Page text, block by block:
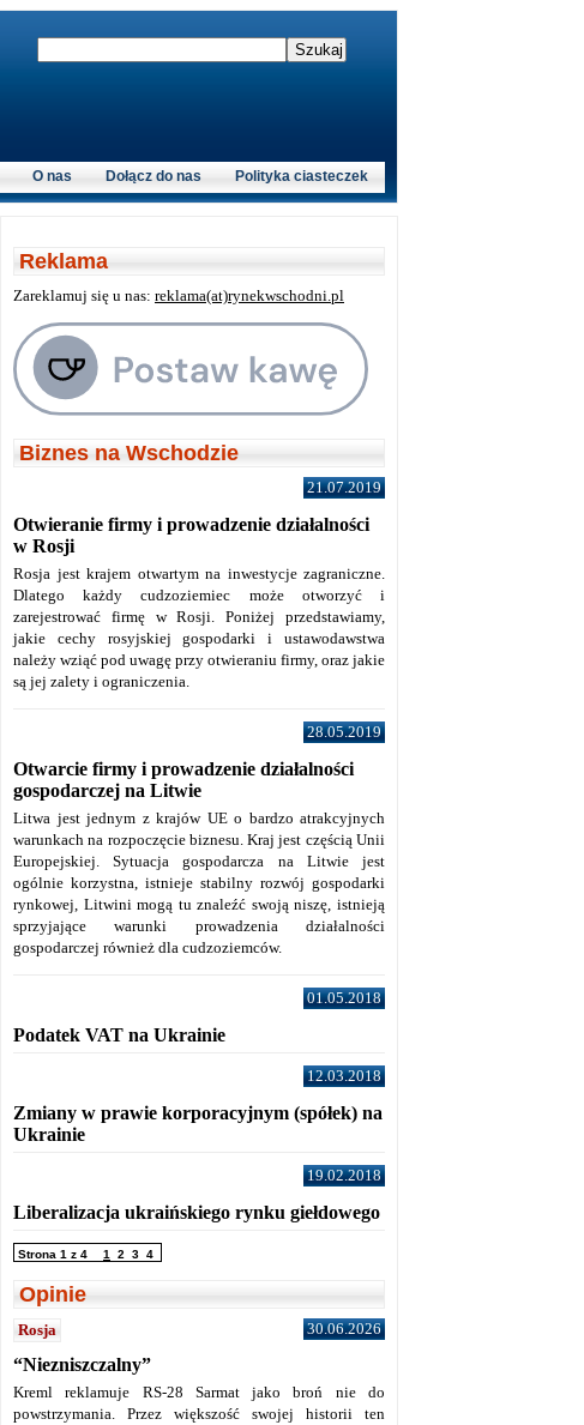
Polityka ciasteczek
Dołącz do nas
O nas
Reklama
Zareklamuj się u nas: reklama(at)rynekwschodni.pl
Biznes na Wschodzie
21.07.2019
Otwieranie firmy i prowadzenie działalności
w Rosji
Rosja jest krajem otwartym na inwestycje zagraniczne.
Dlatego każdy cudzoziemiec może otworzyć i
zarejestrować firmę w Rosji. Poniżej przedstawiamy,
jakie cechy rosyjskiej gospodarki i ustawodawstwa
należy wziąć pod uwagę przy otwieraniu firmy, oraz jakie
są jej zalety i ograniczenia.
28.05.2019
Otwarcie firmy i prowadzenie działalności
gospodarczej na Litwie
Litwa jest jednym z krajów UE o bardzo atrakcyjnych
warunkach na rozpoczęcie biznesu. Kraj jest częścią Unii
Europejskiej. Sytuacja gospodarcza na Litwie jest
ogólnie korzystna, istnieje stabilny rozwój gospodarki
rynkowej, Litwini mogą tu znaleźć swoją niszę, istnieją
sprzyjające warunki prowadzenia działalności
gospodarczej również dla cudzoziemców.
01.05.2018
Podatek VAT na Ukrainie
12.03.2018
Zmiany w prawie korporacyjnym (spółek) na
Ukrainie
19.02.2018
Liberalizacja ukraińskiego rynku giełdowego
Strona 1 z 4 1 2 3 4
Opinie
Rosja 30.06.2026
“Niezniszczalny”
Kreml reklamuje RS-28 Sarmat jako broń nie do
powstrzymania. Przez większość swojej historii ten